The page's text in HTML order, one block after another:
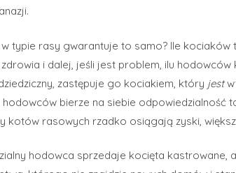
typie rasy gwarantuje to samo? Ile
i dalej, jeśli jest problem, ilu
zastępuje go kociakiem, który jest
bierze na siebie odpowiedzialność
kotów rasowych rzadko osiągają zyski,
hodowca sprzedaje kocięta kastrowane,